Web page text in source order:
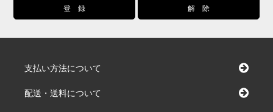
支払い方法について
配送・送料について